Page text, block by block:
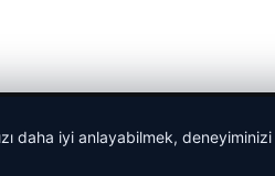
daha iyi anlayabilmek,